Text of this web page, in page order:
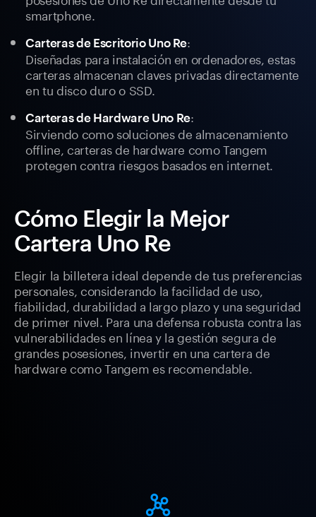
smartphone.
Carteras de Escritorio Uno Re:
Diseñadas para instalación en ordenadores, estas
carteras almacenan claves privadas directamente
en tu disco duro o SSD.
Carteras de Hardware Uno Re:
Sirviendo como soluciones de almacenamiento
offline, carteras de hardware como Tangem
protegen contra riesgos basados en internet.
Cómo Elegir la Mejor
Cartera Uno Re
Elegir la billetera ideal depende de tus preferencias
personales, considerando la facilidad de uso,
fiabilidad, durabilidad a largo plazo y una seguridad
de primer nivel. Para una defensa robusta contra las
vulnerabilidades en línea y la gestión segura de
grandes posesiones, invertir en una cartera de
hardware como Tangem es recomendable.